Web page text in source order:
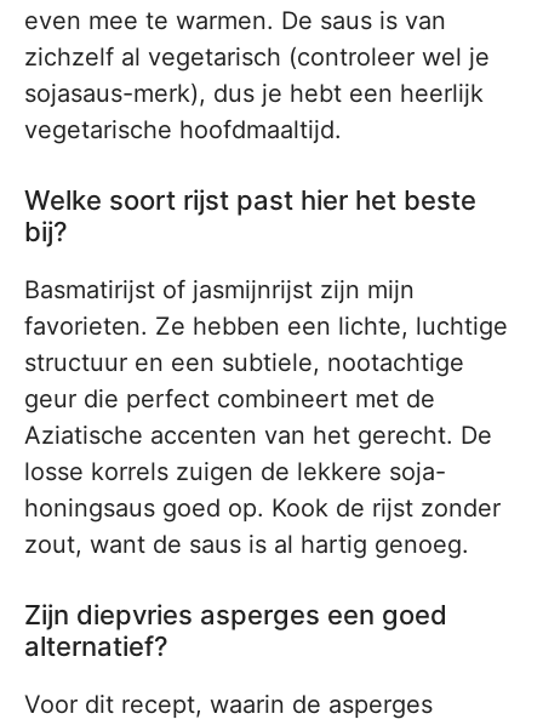
even mee te warmen. De saus is van
zichzelf al vegetarisch (controleer wel je
sojasaus-merk), dus je hebt een heerlijk
vegetarische hoofdmaaltijd.
Welke soort rijst past hier het beste
bij?
Basmatirijst of jasmijnrijst zijn mijn
favorieten. Ze hebben een lichte, luchtige
structuur en een subtiele, nootachtige
geur die perfect combineert met de
Aziatische accenten van het gerecht. De
losse korrels zuigen de lekkere soja-
honingsaus goed op. Kook de rijst zonder
zout, want de saus is al hartig genoeg.
Zijn diepvries asperges een goed
alternatief?
Voor dit recept, waarin de asperges